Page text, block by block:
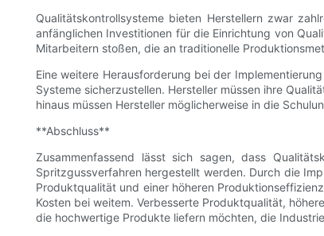
Qualitätskontrollsysteme bieten Herstellern zwar
anfänglichen Investitionen für die Einrichtung von
Mitarbeitern stoßen, die an traditionelle
Eine weitere Herausforderung bei der
Systeme sicherzustellen. Hersteller müssen ihre
hinaus müssen Hersteller möglicherweise in die
**Abschluss**
Zusammenfassend lässt sich sagen, dass
Spritzgussverfahren hergestellt werden. Durch die
Produktqualität und einer höheren
Kosten bei weitem. Verbesserte Produktqualität,
die hochwertige Produkte liefern möchten, die